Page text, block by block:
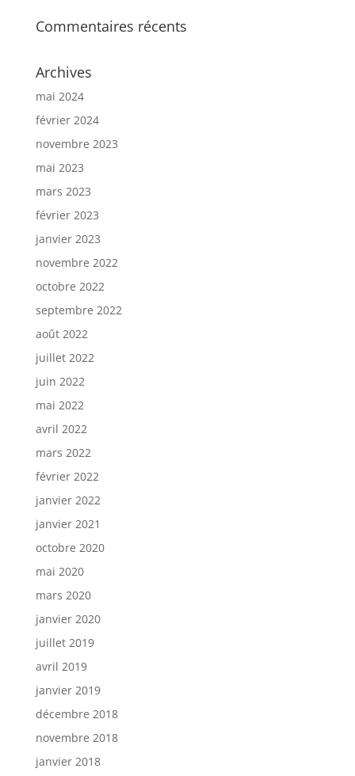
Commentaires récents
Archives
mai 2024
février 2024
novembre 2023
mai 2023
mars 2023
février 2023
janvier 2023
novembre 2022
octobre 2022
septembre 2022
août 2022
juillet 2022
juin 2022
mai 2022
avril 2022
mars 2022
février 2022
janvier 2022
janvier 2021
octobre 2020
mai 2020
mars 2020
janvier 2020
juillet 2019
avril 2019
janvier 2019
décembre 2018
novembre 2018
janvier 2018